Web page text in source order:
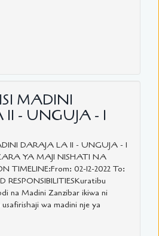
MADINI
- UNGUJA - 1
DARAJA LA II - UNGUJA - 1
YA MAJI NISHATI NA
TIMELINE:From: 02-12-2022 To:
RESPONSIBILITIESKuratibu
na Madini Zanzibar ikiwa ni
wa madini nje ya